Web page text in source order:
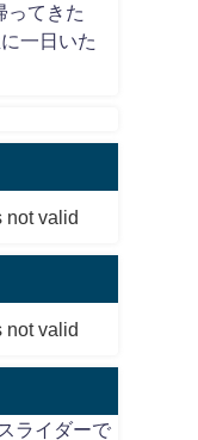
ってきた
一日いた
not valid
not valid
ライダーで